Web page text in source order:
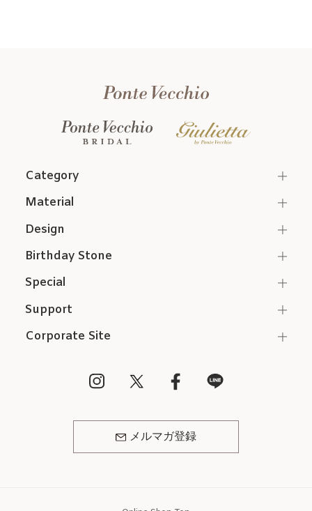
Category
Support
Corporate Site
メルマガ登録
Material
Design
Birthday Stone
Special